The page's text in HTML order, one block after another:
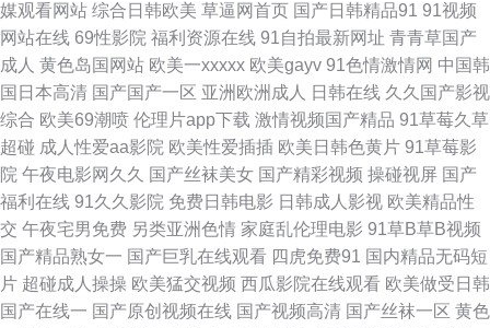
老湿机午夜 九九国产 含羞草福利影院 极品网黄 黑丝视频 国产第69页 国产
精品成人网站 成人五月天社区 豆花视频导航 成人午夜剧场福利 成人在线网
址 超碰在线人妻 浮力草草影院网址 国产精品1999 福利黄色 超碰在线欧美
东京色视频 日韩AV无码网址 日本人妖色网站 少妇四虎一线天 三级伦理在线
午夜小福利 A片日本网站 亚洲精品无码一区 久草香蕉97 久草视频福利资源
91国产嫩草 久草男女 青青草综合 欧美极品性爱 欧美人与兽A片 免费欧美A
媒观看网站 综合日韩欧美 草逼网首页 国产日韩精品91 91视频
网站在线 69性影院 福利资源在线 91自拍最新网址 青青草国产
成人 黄色岛国网站 欧美一xxxxx 欧美gayv 91色情激情网 中国韩
国日本高清 国产国产一区 亚洲欧洲成人 日韩在线 久久国产影视
综合 欧美69潮喷 伦理片app下载 激情视频国产精品 91草莓久草
超碰 成人性爱aa影院 欧美性爱插插 欧美日韩色黄片 91草莓影
院 午夜电影网久久 国产丝袜美女 国产精彩视频 操碰视屏 国产
福利在线 91久久影院 免费日韩电影 日韩成人影视 欧美精品性
交 午夜宅男免费 另类亚洲色情 家庭乱伦理电影 91草B草B视频
国产精品熟女一 国产巨乳在线观看 四虎免费91 国内精品无码短
片 超碰成人操操 欧美猛交视频 西瓜影院在线观看 欧美做受日韩
国产在线一 国产原创视频在线 国产视频高清 国产丝袜一区 黄色